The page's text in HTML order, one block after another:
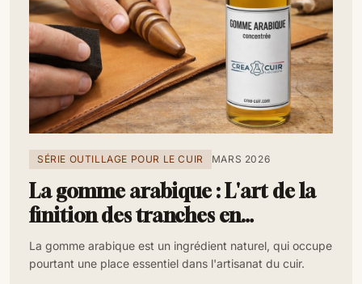
SÉRIE OUTILLAGE POUR LE CUIR MARS 2026
La gomme arabique : L'art de la
finition des tranches en
maroquinerie et sellerie
La gomme arabique est un ingrédient naturel, qui occupe
pourtant une place essentiel dans l'artisanat du cuir.